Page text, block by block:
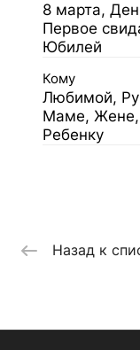
8 марта,
Первое
Юбилей
Кому
Любимой,
Маме, Жене,
Ребенку
Назад к